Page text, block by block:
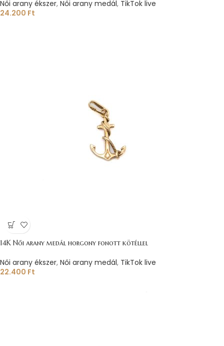
Női arany ékszer, Női arany medál, TikTok live
24.200 Ft
14K Női arany medál horgony fonott kötéllel
Női arany ékszer, Női arany medál, TikTok live
22.400 Ft